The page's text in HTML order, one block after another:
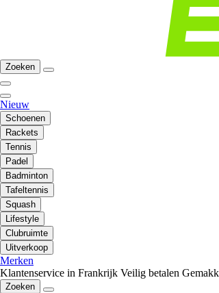
Zoeken
Nieuw
Schoenen
Rackets
Tennis
Padel
Badminton
Tafeltennis
Squash
Lifestyle
Clubruimte
Uitverkoop
Merken
Klantenservice in Frankrijk Veilig betalen
Zoeken